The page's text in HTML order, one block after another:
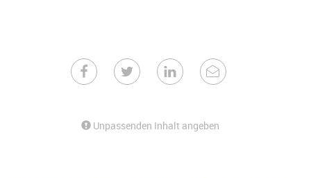
Unpassenden Inhalt angeben